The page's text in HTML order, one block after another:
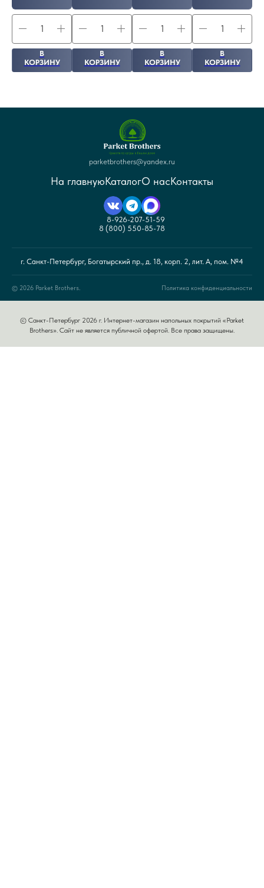
В
КОРЗИНУ
В
КОРЗИНУ
В
КОРЗИНУ
В
КОРЗИНУ
parketbrothers@yandex.ru
На главнуюКаталогО насКонтакты
8-926-207-51-59
8 (800) 550-85-78
г. Санкт-Петербург, Богатырский пр., д. 18, корп. 2, лит. А, пом. №4
© 2026 Parket Brothers. Политика конфиденциальности
© Санкт-Петербург 2026 г. Интернет-магазин напольных покрытий «Parket
Brothers». Сайт не является публичной офертой. Все права защищены.